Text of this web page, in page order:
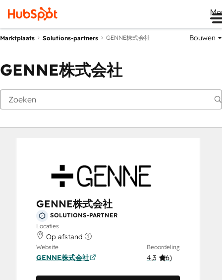
Marktplaats Solutions-partners GENNE株式会社 Bouwen
GENNE株式会社
GENNE株式会社
SOLUTIONS-PARTNER
Locaties
Op afstand
Website
GENNE株式会社
Beoordeling
4,3 (6)